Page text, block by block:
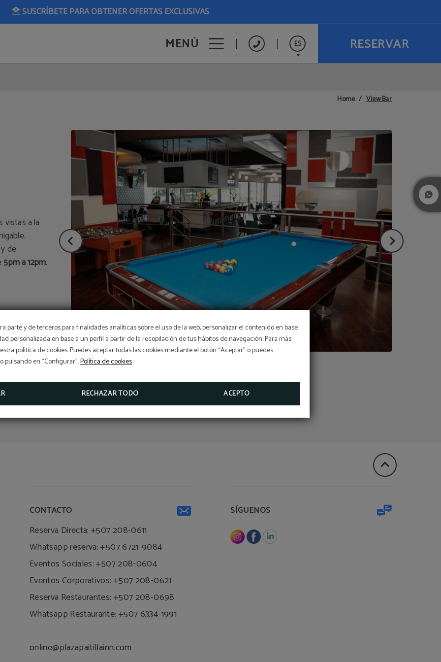
parte y de terceros para finalidades analíticas sobre el uso de la web, personalizar el contenido en base
personalizada en base a un perfil a partir de la recopilación de tus hábitos de navegación. Para más
política de cookies. Puedes aceptar todas las cookies mediante el botón “Aceptar” o puedes
en “Configurar”.Política de cookies
RECHAZAR TODO ACEPTO
SUSCRÍBETE PARA OBTENER OFERTAS EXCLUSIVAS
MENÚ ES RESERVAR
Home View Bar
vistas a la
y de
5pm a 12pm.
CONTACTO
Reserva Directa: +507 208-0611
Whatsapp reserva: +507 6721-9084
Eventos Sociales: +507 208-0604
Eventos Corporativos: +507 208-0621
Reserva Restaurantes: +507 208-0698
Whatsapp Restaurante: +507 6334-1991
online@plazapaitillainn.com
SÍGUENOS
Disfruta del Romance y la
Magia del Amor
DESCUBRE NUESTRO PAQUETE Y DÉJANOS CONSENTIRTE: